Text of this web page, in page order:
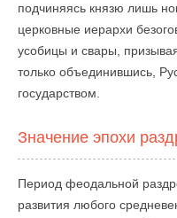
подчиняясь князю лишь
церковные иерархи
усобицы и свары,
только объединившись,
государством.
Значение эпохи
Период феодальной
развития любого